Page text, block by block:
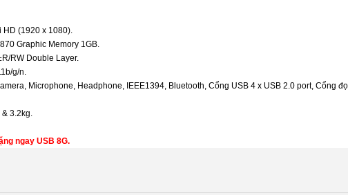
(1920 x 1080).
Graphic Memory 1GB.
RW Double Layer.
g/n.
Microphone, Headphone, IEEE1394, Bluetooth, Cổng USB 4 x USB 2.0 port, Cổng
3.2kg.
ngay USB 8G.